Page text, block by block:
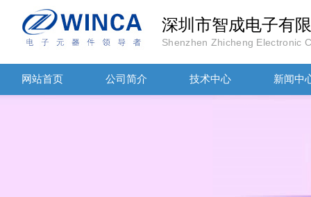
深圳市智成电子有
Shenzhen Zhicheng Electronic
网站首页 公司简介 技术中心 新闻中
TDK滤波器ACM2012-202-2P-T002参数